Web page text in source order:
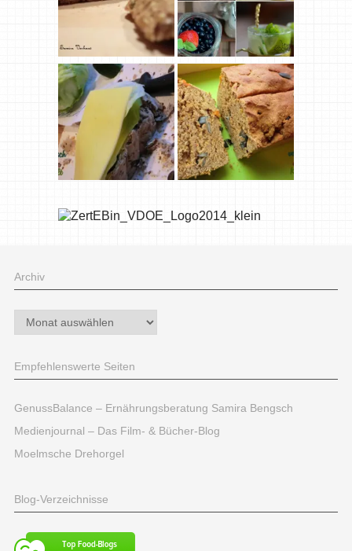
Archiv
Archiv
Empfehlenswerte Seiten
GenussBalance – Ernährungsberatung Samira Bengsch
Medienjournal – Das Film- & Bücher-Blog
Moelmsche Drehorgel
Blog-Verzeichnisse